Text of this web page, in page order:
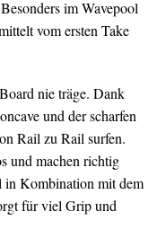
im Wavepool
vom ersten Take
nie träge. Dank
und der scharfen
Rail zu Rail surfen.
und machen richtig
in Kombination mit dem
für viel Grip und